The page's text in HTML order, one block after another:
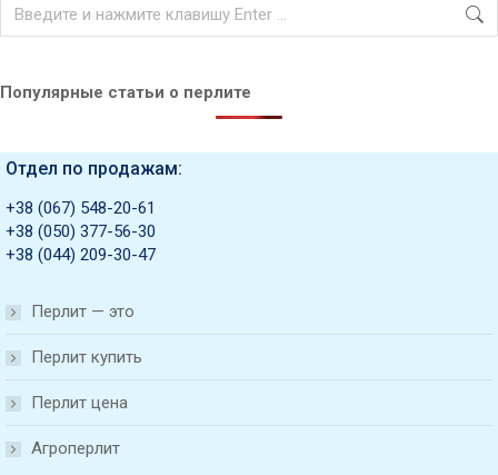
Популярные статьи о перлите
Отдел по продажам:
+38 (067) 548-20-61
+38 (050) 377-56-30
+38 (044) 209-30-47
Перлит — это
Перлит купить
Перлит цена
Агроперлит